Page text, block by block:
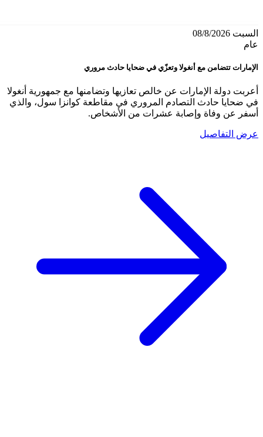
السبت 08/8/2026
عام
الإمارات تتضامن مع أنغولا وتعزّي في ضحايا حادث مروري
أعربت دولة الإمارات عن خالص تعازيها وتضامنها مع جمهورية أنغولا
في ضحايا حادث التصادم المروري في مقاطعة كوانزا سول، والذي
أسفر عن وفاة وإصابة عشرات من الأشخاص.
عرض التفاصيل